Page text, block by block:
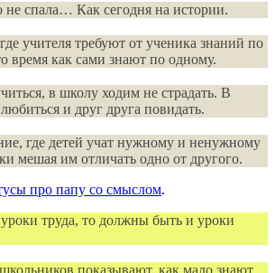
не спала… Как сегодня на истории.
учителя требуют от ученика знаний по
время как сами знают по одному.
в школу ходим не страдать. В
и друг друга повидать.
где детей учат нужному и ненужному
мешая им отличать одно от другого.
про папу со смыслом.
труда, то должны быть и уроки
показывают, как мало знают